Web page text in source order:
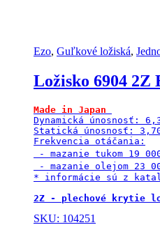
Ezo, Guľkové ložiská,
Ložisko 6904 2Z
Made in Japan
Dynamická únosnosť:
Statická únosnosť:
Frekvencia otáčania:
- mazanie tukom 19
- mazanie olejom 23
* informácie sú z
2Z - plechové krytie
SKU: 104251